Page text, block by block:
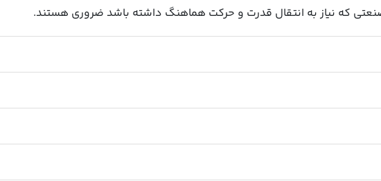
که نیاز به انتقال قدرت و حرکت هماهنگ داشته باشد ضروری هستند.